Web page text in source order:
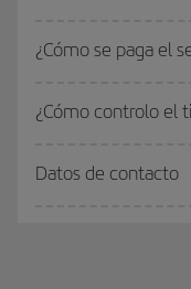
¿Cómo se paga el
¿Cómo controlo el
Datos de contacto